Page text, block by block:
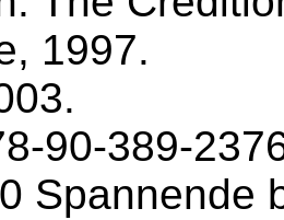
1997.
90-389-
Spannende